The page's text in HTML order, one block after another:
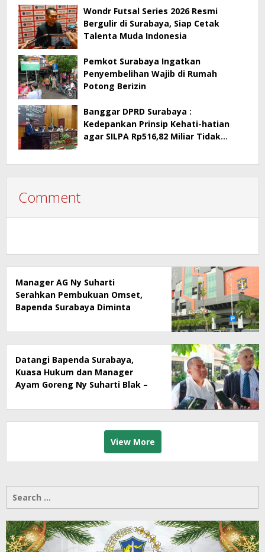
Wondr Futsal Series 2026 Resmi
Bergulir di Surabaya, Siap Cetak
Talenta Muda Indonesia
Pemkot Surabaya Ingatkan
Penyembelihan Wajib di Rumah
Potong Berizin
Banggar DPRD Surabaya :
Kedepankan Prinsip Kehati-hatian
agar SILPA Rp516,82 Miliar Tidak
Comment
Manager AG Ny Suharti
Serahkan Pembukuan Omset,
Bapenda Surabaya Diminta
Datangi Bapenda Surabaya,
Kuasa Hukum dan Manager
Ayam Goreng Ny Suharti Blak –
Penyimpangan Pajak
View More
Search
for: